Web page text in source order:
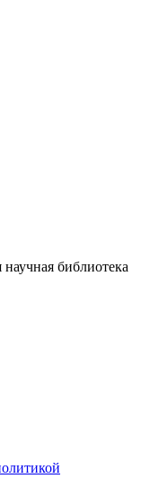
научная библиотека